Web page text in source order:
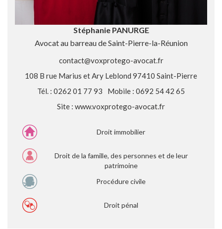
Stéphanie PANURGE
Avocat au barreau de Saint-Pierre-la-Réunion
contact@voxprotego-avocat.fr
108 B rue Marius et Ary Leblond 97410 Saint-Pierre
Tél. : 0262 01 77 93
Mobile : 0692 54 42 65
Site : www.voxprotego-avocat.fr
Droit immobilier
Droit de la famille, des personnes et de leur
patrimoine
Procédure civile
Droit pénal